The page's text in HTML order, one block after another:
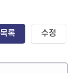
목록 수정